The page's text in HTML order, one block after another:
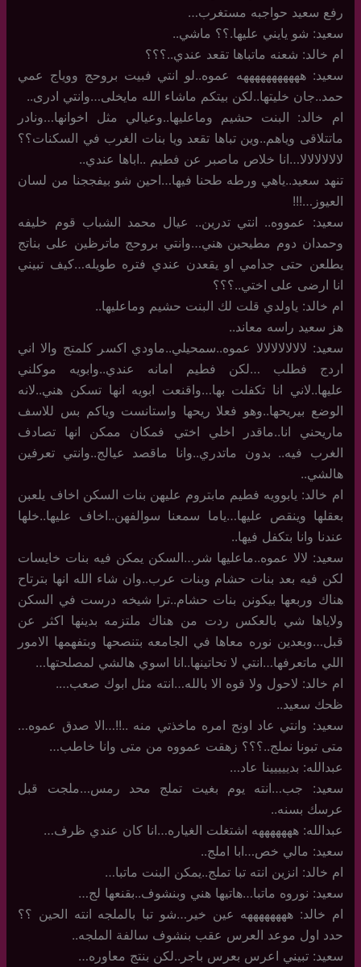
رفع سعيد حواجبه مستغرب…
سعيد: شو يايني عليها.؟؟ ماشي..
ام خالد: شعنه ماتباها تقعد عندي..؟؟؟
سعيد: هههههههههههه عموه..لو انتي فبيت بروحج ووياج عمي
حمد..جان خليتها..لكن بيتكم ماشاء الله مايخلى…وانتي ادرى..
ام خالد: البنت حشيم وماعليها..وعيالي مثل اخوانها…ونادر
ماتتلاقى وياهم..وين تباها تقعد ويا بنات الغرب في السكنات؟؟
لالالالالالا…انا خلاص ماصبر عن فطيم ..اباها عندي..
تنهد سعيد..ياهي ورطه طحنا فيها…احين شو بيفججنا من لسان
العيوز…!!!
سعيد: عمووه.. انتي تدرين.. عيال محمد الشباب قوم خليفه
وحمدان دوم مطيحين هني…وانتي بروحج ماترظين على بناتج
يطلعن حتى جدامي او يقعدن عندي فتره طويله…كيف تبيني
انا ارضى على اختي..؟؟؟
ام خالد: ياولدي قلت لك البنت حشيم وماعليها..
هز سعيد راسه معاند..
سعيد: لالالالالالالا عموه..سمحيلي..ماودي اكسر كلمتج والا اني
اردج فطلب …لكن فطيم امانه عندي..وابويه موكلني
عليها..لاني انا تكفلت بها…واقنعت ابويه انها تسكن هني..لانه
الوضع بيريحها..وهو فعلا ريحها واستانست وياكم بس للاسف
ماريحني انا..ماقدر اخلي اختي فمكان ممكن انها تصادف
الغرب فيه.. بدون ماتدري..وانا ماقصد عيالج..وانتي تعرفين
هالشي..
ام خالد: يابوويه فطيم مابتروم عليهن بنات السكن اخاف يلعبن
بعقلها وينقص عليها…ياما سمعنا سوالفهن..اخاف عليها..خلها
عندنا وانا بتكفل فيها..
سعيد: لالا عموه..ماعليها شر…السكن يمكن فيه بنات خايسات
لكن فيه بعد بنات حشام وبنات عرب..وان شاء الله انها بترتاح
هناك وربعها بيكونن بنات حشام..ترا شيخه درست في السكن
ولاياها شي بالعكس ردت من هناك ملتزمه بدينها اكثر عن
قبل…وبعدين نوره معاها في الجامعه بتنصحها وبتفهمها الامور
اللي ماتعرفها…انتي لا تحاتينها..انا اسوي هالشي لمصلحتها…
ام خالد: لاحول ولا قوه الا بالله…انته مثل ابوك صعب….
ظحك سعيد..
سعيد: وانتي عاد اونج امره ماخذتي منه ..!!…الا صدق عموه…
متى تبونا نملج..؟؟؟ زهقت عمووه من متى وانا خاطب…
عبدالله: بدييييينا عاد…
سعيد: جب…انته يوم بغيت تملج محد رمس…ملجت قبل
عرسك بسنه..
عبدالله: هههههههه اشتغلت الغياره…انا كان عندي ظرف…
سعيد: مالي خص…ابا املج..
ام خالد: انزين انته تبا تملج..يمكن البنت ماتبا…
سعيد: نوروه ماتبا…هاتيها هني وبنشوف..بقنعها لج…
ام خالد: ههههههههه عين خير…شو تبا بالملجه انته الحين ؟؟
حدد اول موعد العرس عقب بنشوف سالفة الملجه..
سعيد: تبيني اعرس بعرس باجر..لكن بنتج معاوره…